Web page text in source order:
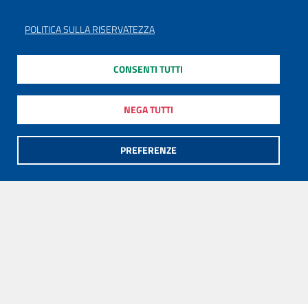
POLITICA SULLA RISERVATEZZA
PREFERENZE
NEGA TUTTI
CONSENTI TUTTI